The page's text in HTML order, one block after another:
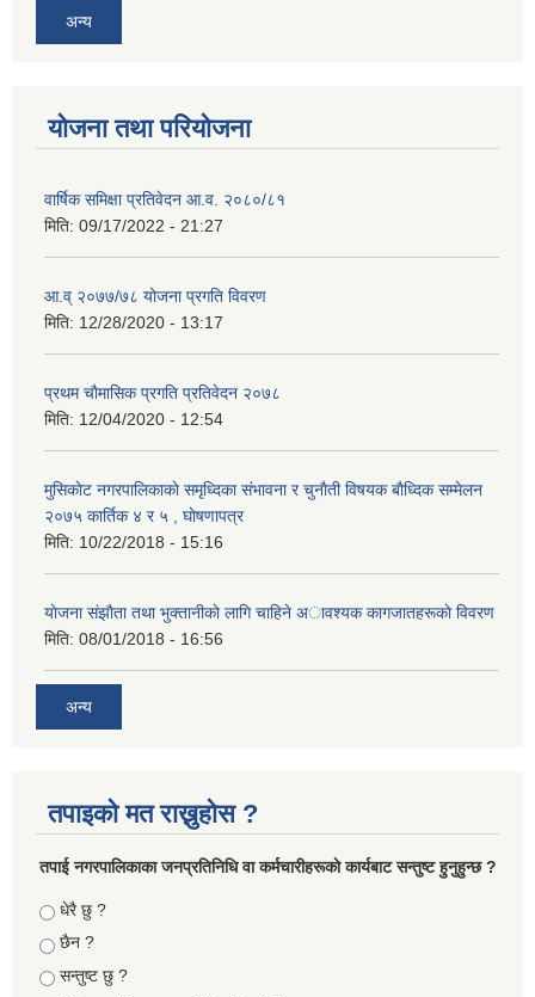
अन्य
योजना तथा परियोजना
वार्षिक समिक्षा प्रतिवेदन आ.व. २०८०/८१
मिति: 09/17/2022 - 21:27
आ.व् २०७७/७८ योजना प्रगति विवरण
मिति: 12/28/2020 - 13:17
प्रथम चाैमासिक प्रगति प्रतिवेदन २०७८
मिति: 12/04/2020 - 12:54
मुसिकाेट नगरपालिकाकाे समृध्दिका संभावना र चुनाैती विषयक बाैध्दिक सम्मेलन
२०७५ कार्तिक ४ र ५ , घाेषणापत्र
मिति: 10/22/2018 - 15:16
याेजना संझाैता तथा भुक्तानीकाे लागि चाहिने अावश्यक कागजातहरूकाे विवरण
मिति: 08/01/2018 - 16:56
अन्य
तपाइको मत राख्नुहोस ?
तपा‌ई नगरपालिकाका जनप्रतिनिधि वा कर्मचारीहरूकाे कार्यबाट सन्तुष्ट हुनुहुन्छ ?
Choices
धेरै छु ?
छैन ?
सन्तुष्ट छु ?